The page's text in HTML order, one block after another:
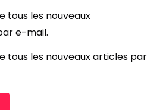
tous les nouveaux
e-mail.
tous les nouveaux articles par